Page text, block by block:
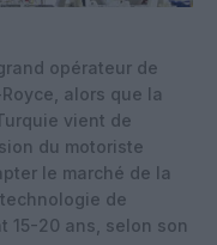
opérateur de
alors que la
vient de
du motoriste
le marché de la
technologie de
15-20 ans, selon son